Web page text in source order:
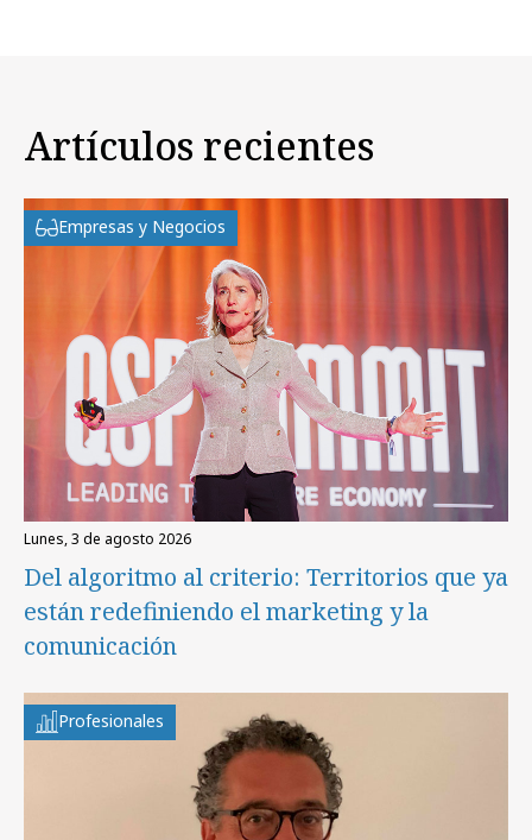
Artículos recientes
Empresas y Negocios
lunes, 3 de agosto 2026
Del algoritmo al criterio: Territorios que ya
están redefiniendo el marketing y la
comunicación
Profesionales